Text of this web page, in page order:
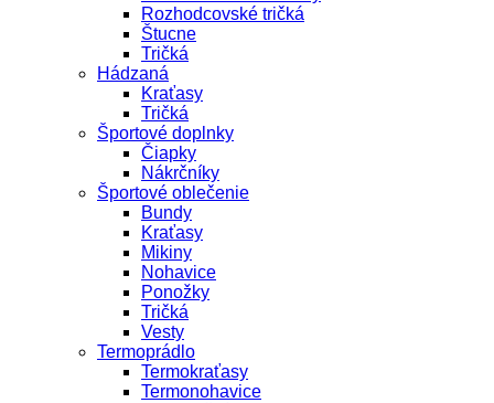
Rozhodcovské tričká
Štucne
Tričká
Hádzaná
Kraťasy
Tričká
Športové doplnky
Čiapky
Nákrčníky
Športové oblečenie
Bundy
Kraťasy
Mikiny
Nohavice
Ponožky
Tričká
Vesty
Termoprádlo
Termokraťasy
Termonohavice